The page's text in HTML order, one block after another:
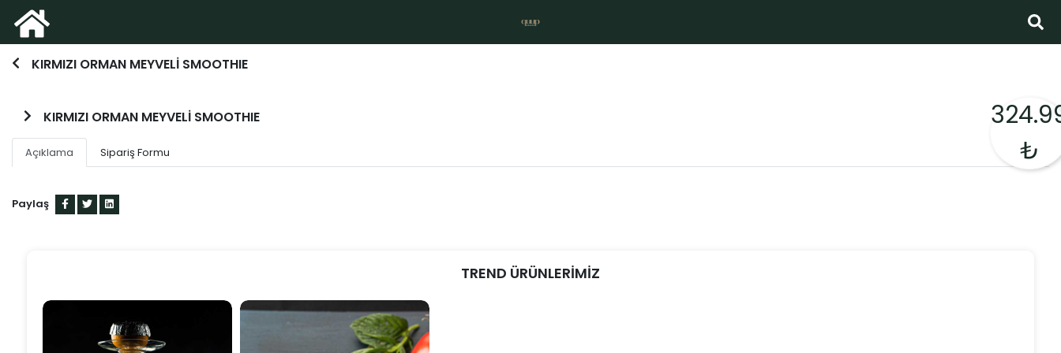
KIRMIZI ORMAN MEYVELİ SMOOTHIE
₺
KIRMIZI ORMAN MEYVELİ SMOOTHIE
Açıklama Sipariş Formu
Paylaş
TREND ÜRÜNLERİMİZ